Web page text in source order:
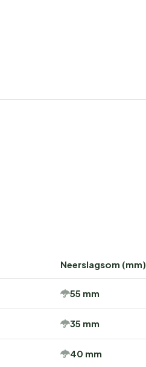
Neerslagsom (mm)
55 mm
35 mm
40 mm